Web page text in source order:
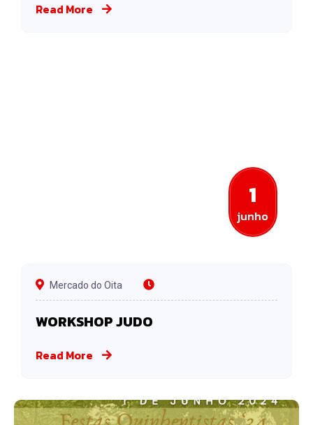
Read More
Mercado do Oita
1
junho
WORKSHOP JUDO
Read More